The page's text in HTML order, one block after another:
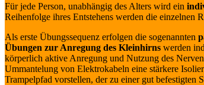
Für jede Person, unabhängig des Alters wird ein
Reihenfolge ihres Entstehens werden die einzelnen
Als erste Übungssequenz erfolgen die sogenannten
Übungen zur Anregung des Kleinhirns werden
körperlich aktive Anregung und Nutzung des
Ummantelung von Elektrokabeln eine stärkere
Trampelpfad vorstellen, der zu einer gut befestigten